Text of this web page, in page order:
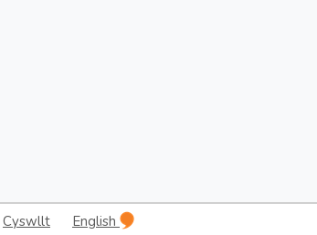
Cyswllt English